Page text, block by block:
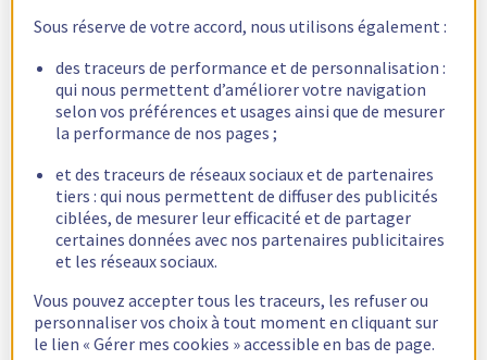
Sous réserve de votre accord, nous utilisons également :
des traceurs de performance et de personnalisation :
qui nous permettent d’améliorer votre navigation
selon vos préférences et usages ainsi que de mesurer
la performance de nos pages ;
et des traceurs de réseaux sociaux et de partenaires
tiers : qui nous permettent de diffuser des publicités
ciblées, de mesurer leur efficacité et de partager
certaines données avec nos partenaires publicitaires
et les réseaux sociaux.
Vous pouvez accepter tous les traceurs, les refuser ou
personnaliser vos choix à tout moment en cliquant sur
le lien « Gérer mes cookies » accessible en bas de page.